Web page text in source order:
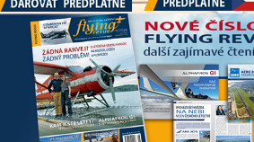
Darovat předplatné Předplatné